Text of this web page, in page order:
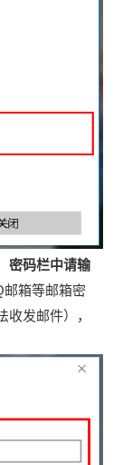
密码栏中请输
邮箱等邮箱密
发邮件），